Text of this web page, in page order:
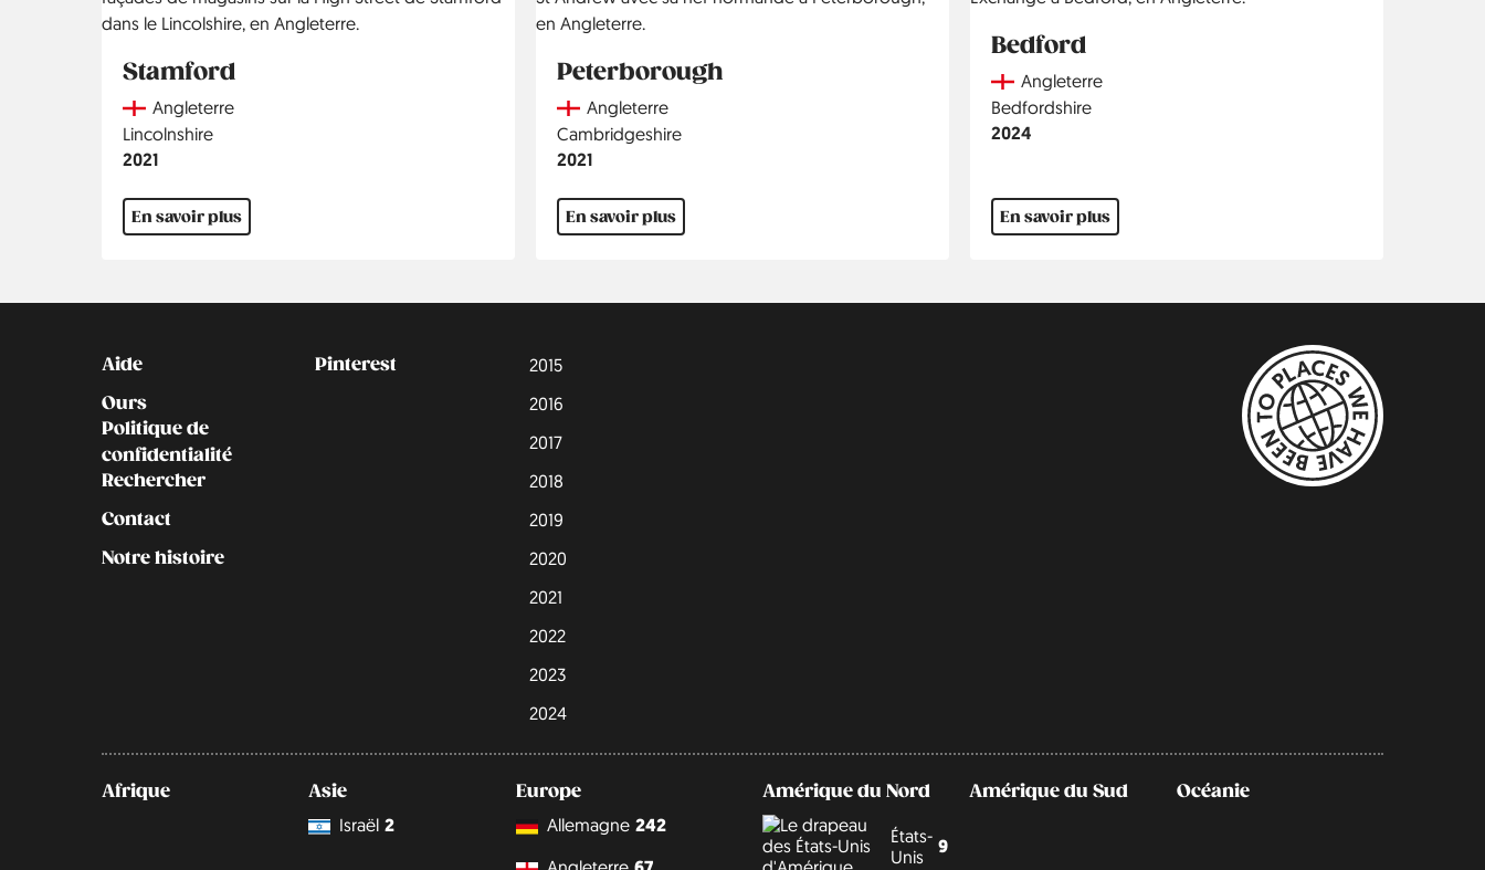
Stamford
CountryAngleterre
Région
Lincolnshire
Année
2021
En savoir plus
Peterborough
CountryAngleterre
Région
Cambridgeshire
Année
2021
En savoir plus
Bedford
CountryAngleterre
Région
Bedfordshire
Année
2024
En savoir plus
Kontakt
Aide
Ours
Politique de
confidentialité
Rechercher
Contact
Notre histoire
Social
Pinterest
2015
2016
2017
2018
2019
2020
2021
2022
2023
2024
Afrique
Asie
Israël 2
Europe
Allemagne 242
Amérique du Nord
États-
Unis
9
Amérique du Sud Océanie